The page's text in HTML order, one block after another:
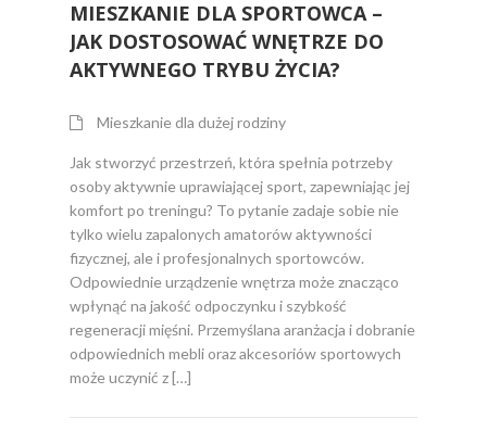
MIESZKANIE DLA SPORTOWCA –
JAK DOSTOSOWAĆ WNĘTRZE DO
AKTYWNEGO TRYBU ŻYCIA?
Mieszkanie dla dużej rodziny
Jak stworzyć przestrzeń, która spełnia potrzeby
osoby aktywnie uprawiającej sport, zapewniając jej
komfort po treningu? To pytanie zadaje sobie nie
tylko wielu zapalonych amatorów aktywności
fizycznej, ale i profesjonalnych sportowców.
Odpowiednie urządzenie wnętrza może znacząco
wpłynąć na jakość odpoczynku i szybkość
regeneracji mięśni. Przemyślana aranżacja i dobranie
odpowiednich mebli oraz akcesoriów sportowych
może uczynić z […]